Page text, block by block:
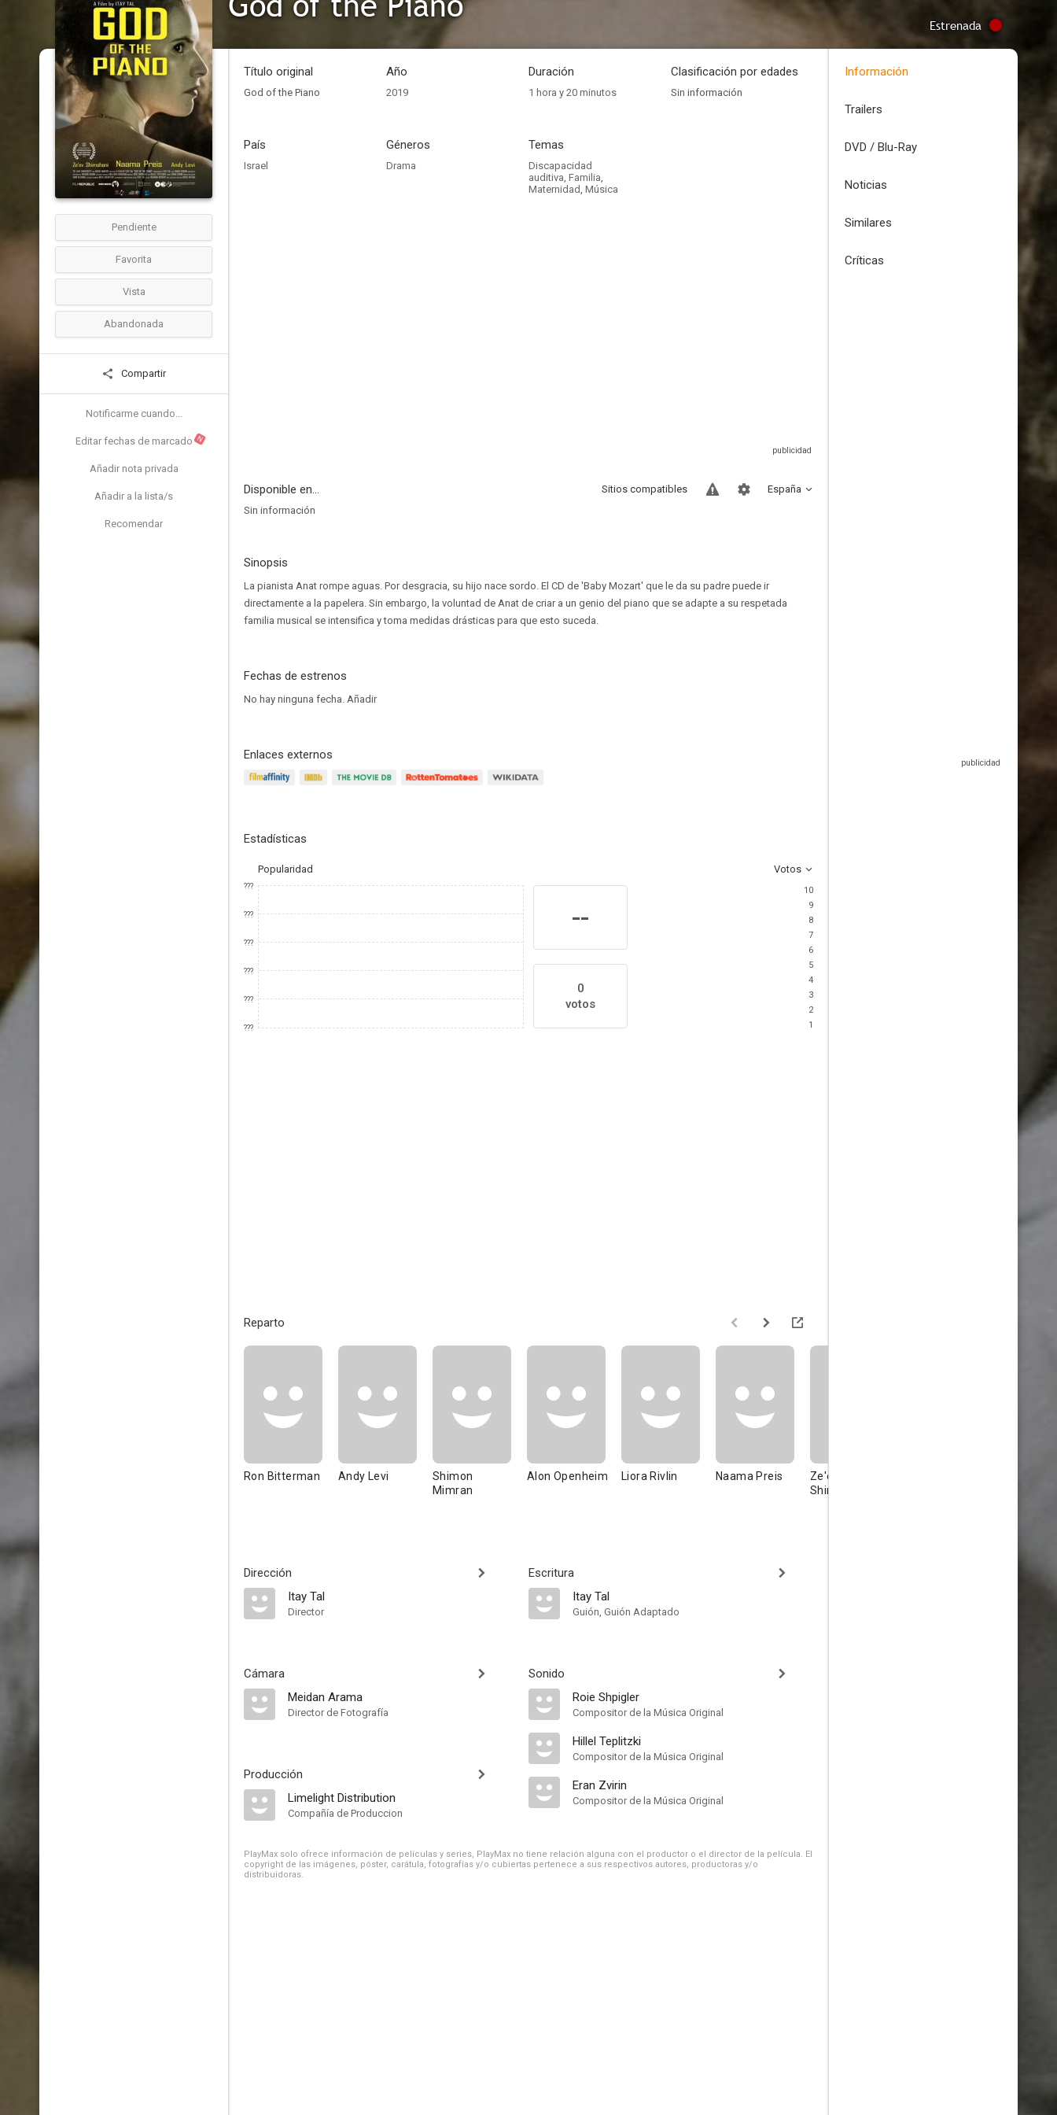
Estrenada
Pendiente
Favorita
Vista
Abandonada
Compartir
Notificarme cuando...
Editar fechas de marcado N
Añadir nota privada
Añadir a la lista/s
Recomendar
Título original
God of the Piano
Año
2019
Duración
1 hora y 20 minutos
Clasificación por edades
Sin información
País
Israel
Géneros
Drama
Temas
Discapacidad
auditiva, Familia,
Maternidad, Música
Disponible en... España
Sitios compatibles
Sin información
Sinopsis
La pianista Anat rompe aguas. Por desgracia, su hijo nace sordo. El CD de 'Baby Mozart' que le da su padre puede ir
directamente a la papelera. Sin embargo, la voluntad de Anat de criar a un genio del piano que se adapte a su respetada
familia musical se intensifica y toma medidas drásticas para que esto suceda.
Fechas de estrenos
No hay ninguna fecha. Añadir
Enlaces externos
Estadísticas
Popularidad Votos
???
???
???
???
???
???
--
0
votos
10
9
8
7
6
5
4
3
2
1
Reparto
Ron Bitterman Andy Levi
Shimon
Mimran
Alon Openheim Liora Rivlin Naama Preis
Ze'ev
Shimshoni
Dirección
Itay Tal
Director
Cámara
Meidan Arama
Director de Fotografía
Producción
Limelight Distribution
Compañía de Produccion
Escritura
Itay Tal
Guión, Guión Adaptado
Sonido
Roie Shpigler
Compositor de la Música Original
Hillel Teplitzki
Compositor de la Música Original
Eran Zvirin
Compositor de la Música Original
PlayMax solo ofrece información de películas y series, PlayMax no tiene relación alguna con el productor o el director de la película. El
copyright de las imágenes, póster, carátula, fotografías y/o cubiertas pertenece a sus respectivos autores, productoras y/o
distribuidoras.
Información
Trailers
DVD / Blu-Ray
Noticias
Similares
Críticas